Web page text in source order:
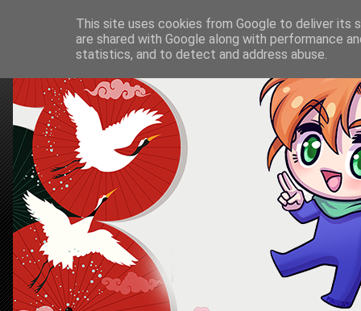
This site uses cookies from Google to deliver its
are shared with Google along with performance
statistics, and to detect and address abuse.